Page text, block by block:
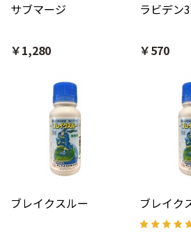
サブマージ
￥1,280
ラビデン
￥570
ブレイクスルー ブレイク